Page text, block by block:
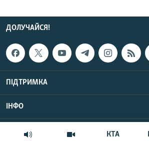
КТА
ДОЛУЧАЙСЯ!
ПІДТРИМКА
ІНФО
© Крим.Реалії, 2026 |